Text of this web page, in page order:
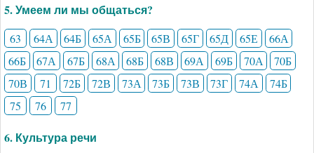
5. Умеем ли мы общаться?
63 64А 64Б 65А 65Б 65В 65Г 65Д 65Е
66А
66Б
67А 67Б 68А 68Б 68В 69А 69Б 70А
70Б
70В
71 72Б 72В 73А 73Б 73В 73Г 74А
74Б
75
76 77
6. Культура речи